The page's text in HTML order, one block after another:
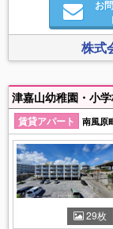
お
株式
津嘉山幼稚園・小
賃貸アパート 南風原
29枚